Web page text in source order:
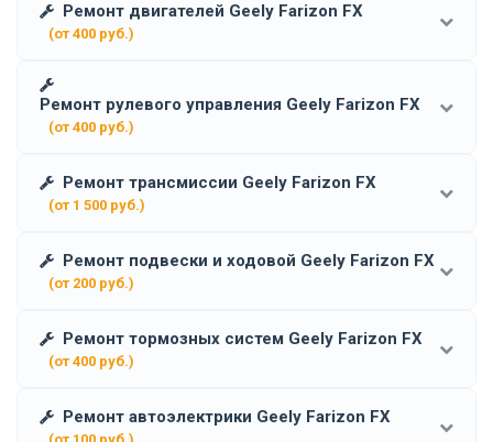
Ремонт двигателей Geely Farizon FX
(от 400 руб.)
Ремонт рулевого управления Geely Farizon FX
(от 400 руб.)
Ремонт трансмиссии Geely Farizon FX
(от 1 500 руб.)
Ремонт подвески и ходовой Geely Farizon FX
(от 200 руб.)
Ремонт тормозных систем Geely Farizon FX
(от 400 руб.)
Ремонт автоэлектрики Geely Farizon FX
(от 100 руб.)